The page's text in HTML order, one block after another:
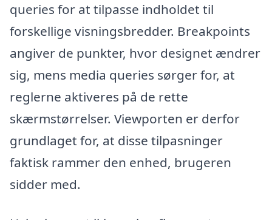
queries for at tilpasse indholdet til
forskellige visningsbredder. Breakpoints
angiver de punkter, hvor designet ændrer
sig, mens media queries sørger for, at
reglerne aktiveres på de rette
skærmstørrelser. Viewporten er derfor
grundlaget for, at disse tilpasninger
faktisk rammer den enhed, brugeren
sidder med.